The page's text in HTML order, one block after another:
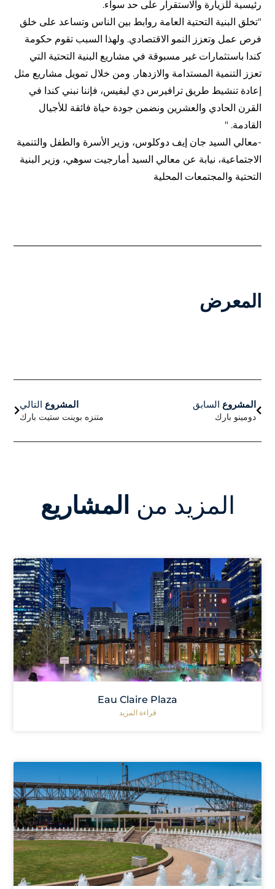
رئيسية للزيارة والاستقرار على حد سواء.
"تخلق البنية التحتية العامة روابط بين الناس وتساعد على خلق
فرص عمل وتعزز النمو الاقتصادي. ولهذا السبب تقوم حكومة
كندا باستثمارات غير مسبوقة في مشاريع البنية التحتية التي
تعزز التنمية المستدامة والازدهار. ومن خلال تمويل مشاريع مثل
إعادة تنشيط طريق ترافيرس دي ليفيس، فإننا نبني كندا في
القرن الحادي والعشرين ونضمن جودة حياة فائقة للأجيال
القادمة. "
-معالي السيد جان إيف دوكلوس، وزير الأسرة والطفل والتنمية
الاجتماعية، نيابة عن معالي السيد أمارجيت سوهي، وزير البنية
التحتية والمجتمعات المحلية
المعرض
المشروع السابق
دومينو بارك
المشروعالتالي
متنزه بوينت ستيت بارك
المزيد من المشاريع
Eau Claire Plaza
قراءة المزيد